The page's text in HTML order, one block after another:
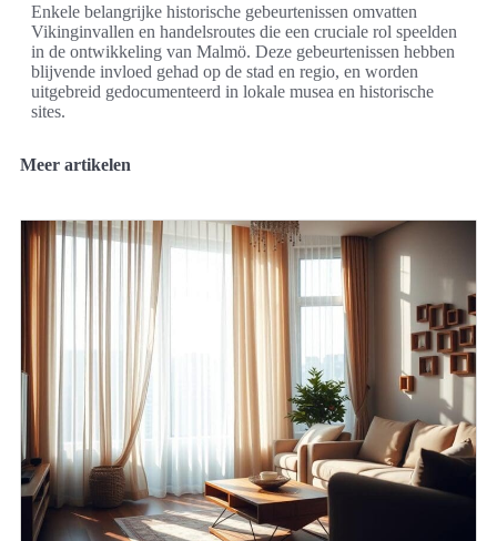
Enkele belangrijke historische gebeurtenissen omvatten
Vikinginvallen en handelsroutes die een cruciale rol speelden
in de ontwikkeling van Malmö. Deze gebeurtenissen hebben
blijvende invloed gehad op de stad en regio, en worden
uitgebreid gedocumenteerd in lokale musea en historische
sites.
Meer artikelen